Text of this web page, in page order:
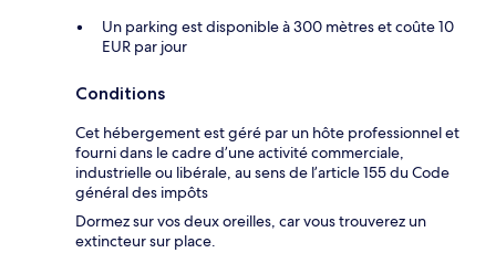
Un parking est disponible à 300 mètres et coûte 10
EUR par jour
Conditions
Cet hébergement est géré par un hôte professionnel et
fourni dans le cadre d’une activité commerciale,
industrielle ou libérale, au sens de l’article 155 du Code
général des impôts
Dormez sur vos deux oreilles, car vous trouverez un
extincteur sur place.